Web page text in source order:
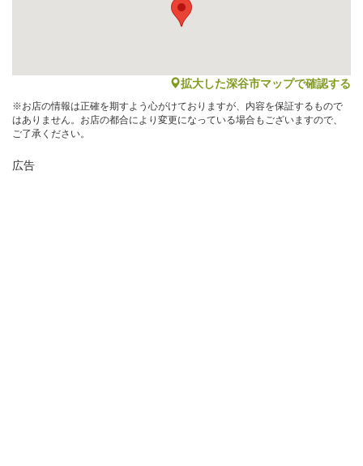
map
拡大した深谷市マップで確認する
※お店の情報は正確を期すよう心がけておりますが、内容を保証するもので
はありません。お店の都合により変更になっている場合もございますので、
ご了承ください。
広告